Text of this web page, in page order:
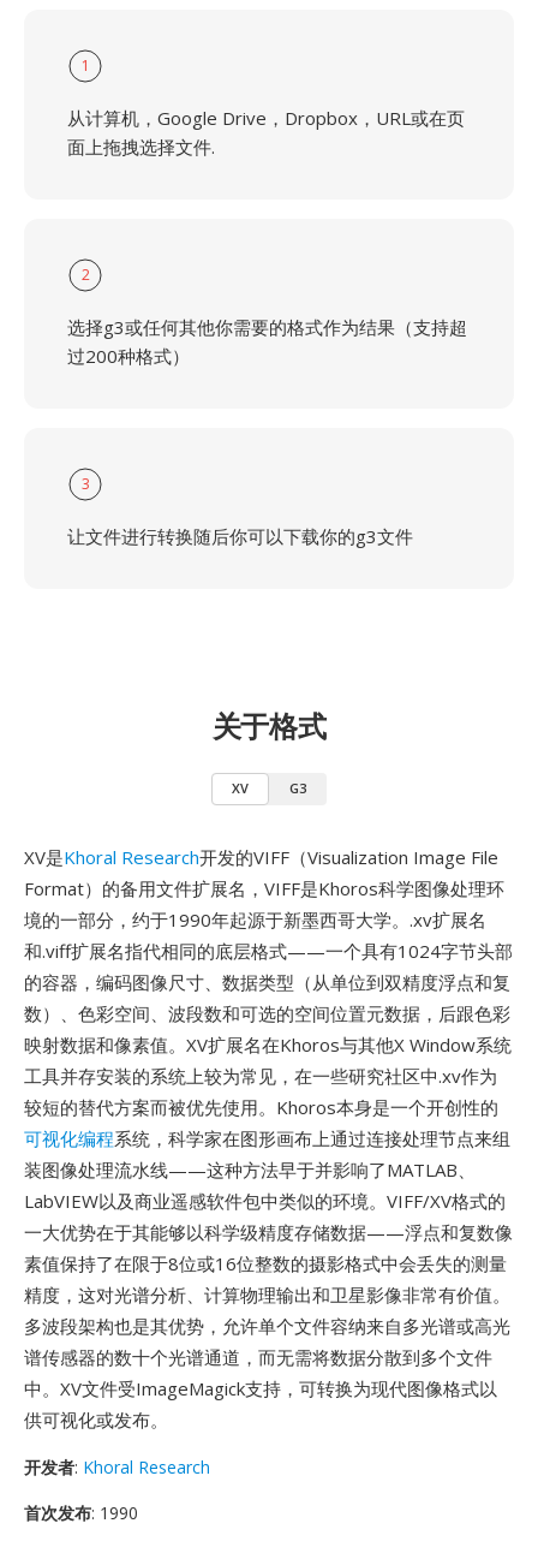
1
从计算机，Google Drive，Dropbox，URL或在页
面上拖拽选择文件.
2
选择g3或任何其他你需要的格式作为结果（支持超
过200种格式）
3
让文件进行转换随后你可以下载你的g3文件
关于格式
XV G3
XV是Khoral Research开发的VIFF（Visualization Image File
Format）的备用文件扩展名，VIFF是Khoros科学图像处理环
境的一部分，约于1990年起源于新墨西哥大学。.xv扩展名
和.viff扩展名指代相同的底层格式——一个具有1024字节头部
的容器，编码图像尺寸、数据类型（从单位到双精度浮点和复
数）、色彩空间、波段数和可选的空间位置元数据，后跟色彩
映射数据和像素值。XV扩展名在Khoros与其他X Window系统
工具并存安装的系统上较为常见，在一些研究社区中.xv作为
较短的替代方案而被优先使用。Khoros本身是一个开创性的
可视化编程系统，科学家在图形画布上通过连接处理节点来组
装图像处理流水线——这种方法早于并影响了MATLAB、
LabVIEW以及商业遥感软件包中类似的环境。VIFF/XV格式的
一大优势在于其能够以科学级精度存储数据——浮点和复数像
素值保持了在限于8位或16位整数的摄影格式中会丢失的测量
精度，这对光谱分析、计算物理输出和卫星影像非常有价值。
多波段架构也是其优势，允许单个文件容纳来自多光谱或高光
谱传感器的数十个光谱通道，而无需将数据分散到多个文件
中。XV文件受ImageMagick支持，可转换为现代图像格式以
供可视化或发布。
开发者: Khoral Research
首次发布: 1990